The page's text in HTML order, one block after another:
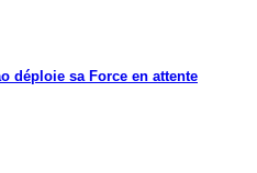
déploie sa Force en attente